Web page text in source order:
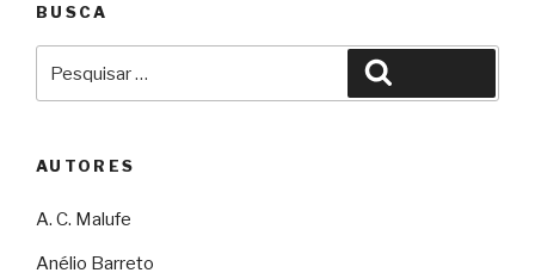
BUSCA
por:
AUTORES
A. C. Malufe
Anélio Barreto